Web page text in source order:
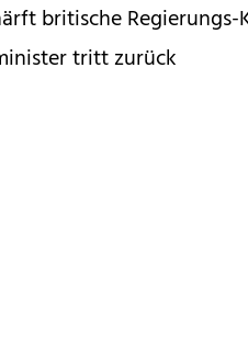
britische Regierungs-
tritt zurück